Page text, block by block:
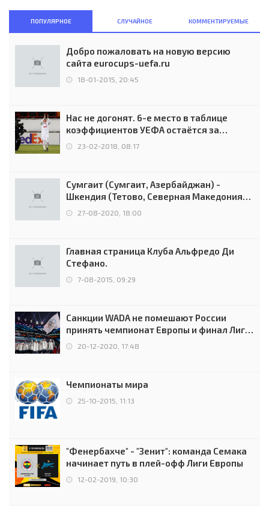
ПОПУЛЯРНОЕ СЛУЧАЙНОЕ КОММЕНТИРУЕМЫЕ
Добро пожаловать на новую версию
сайта eurocups-uefa.ru
18-01-2015, 20:45
Нас не догонят. 6-е место в таблице
коэффициентов УЕФА остаётся за
Россией
23-02-2018, 08:17
Сумгаит (Сумгаит, Азербайджан) -
Шкендия (Тетово, Северная Македония) -
0:2 (0:0)
27-08-2020, 18:00
Главная страница Клуба Альфредо Ди
Стефано.
7-08-2015, 09:29
Санкции WADA не помешают России
принять чемпионат Европы и финал Лиги
чемпионов.
20-12-2020, 17:48
Чемпионаты мира
25-10-2015, 11:13
"Фенербахче" - "Зенит": команда Семака
начинает путь в плей-офф Лиги Европы
12-02-2019, 10:30